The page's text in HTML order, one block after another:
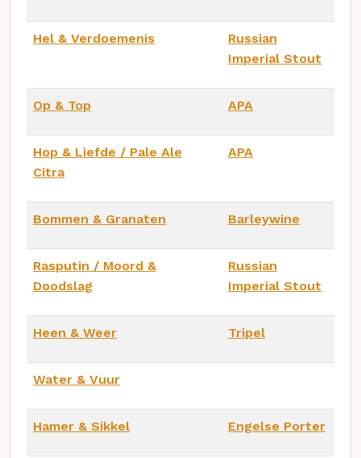
Hel & Verdoemenis
Russian
Imperial Stout
Op & Top APA
Hop & Liefde / Pale Ale
Citra
APA
Bommen & Granaten Barleywine
Rasputin / Moord &
Doodslag
Russian
Imperial Stout
Heen & Weer Tripel
Water & Vuur
Hamer & Sikkel Engelse Porter